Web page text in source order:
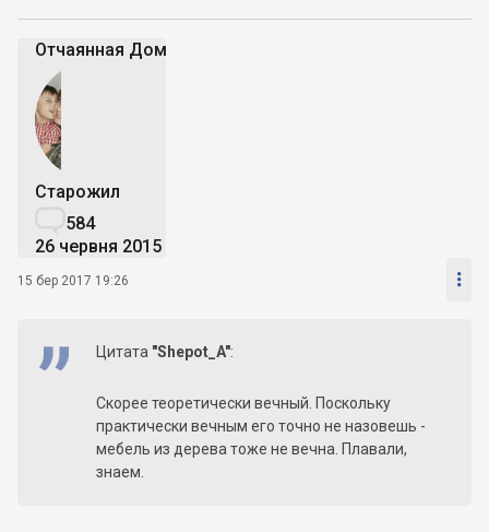
Отчаянная Дoмохозяйка
Старожил
584
26 червня 2015
15 бер 2017 19:26 
Цитата "Shepot_A":
Скорее теоретически вечный. Поскольку
практически вечным его точно не назовешь -
мебель из дерева тоже не вечна. Плавали,
знаем.